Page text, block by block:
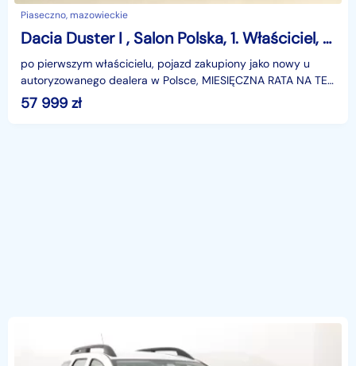
Piaseczno, mazowieckie
Dacia Duster I , Salon Polska, 1. Właściciel, Serwis ASO, GAZ, Navi,
po pierwszym właścicielu, pojazd zakupiony jako nowy u
autoryzowanego dealera w Polsce, MIESIĘCZNA RATA NA TEN
SAMOCHÓD JUŻ OD 345 PLN*Podana w ogłoszeniu loka
57 999 zł